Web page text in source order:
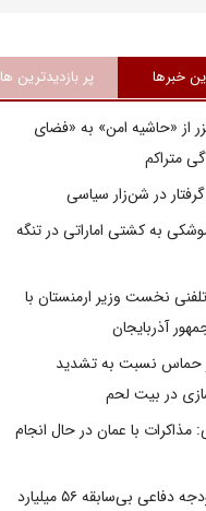
خبرها پر بازدیدترین ها
از «حاشیه امن» به «فضای
متراکم
در شن‌زار سیاسی
به کشتی اماراتی در تنگه
نخست وزیر ارمنستان با
آذربایجان
حماس نسبت به تشدید
در بیت‌ لحم
مذاکرات با عمان در حال انجام
ژاپن بودجه دفاعی بی‌سابقه ۵۶ میلیارد